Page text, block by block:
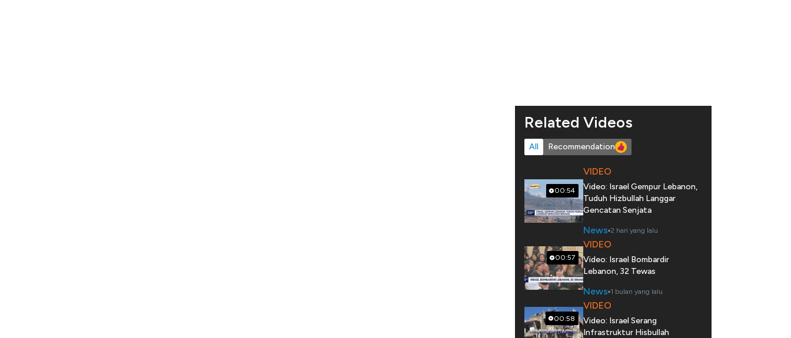
Related Videos
All Recommendation
00:54
VIDEO
Video: Israel Gempur Lebanon,
Tuduh Hizbullah Langgar
Gencatan Senjata
News 2 hari yang lalu
00:57
VIDEO
Video: Israel Bombardir
Lebanon, 32 Tewas
News 1 bulan yang lalu
00:58
VIDEO
Video: Israel Serang
Infrastruktur Hisbullah